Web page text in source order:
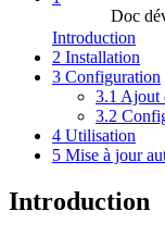
Doc
Introduction
2 Installation
3 Configuration
3.1 Ajout
3.2
4 Utilisation
5 Mise à jour
Introduction